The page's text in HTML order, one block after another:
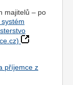
majitelů – po
příjemce z